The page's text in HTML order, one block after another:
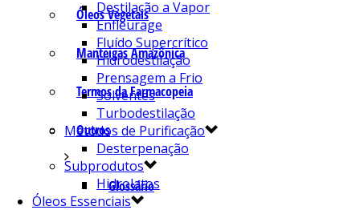
Óleos Vegetais
Manteigas Amazônica
Termos da Farmacopeia
Outros
Glossário
Destilação a Vapor
Enfleurage
Fluído Supercrítico
Hidrodestilação
Prensagem a Frio
Solventes
Turbodestilação
Métodos de Purificação
Desterpenação
Subprodutos
Hidrolatos
Óleos Essenciais